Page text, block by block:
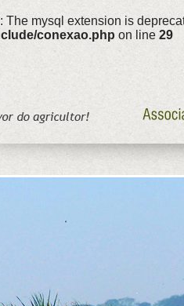
The mysql extension is
conexao.php on line 29